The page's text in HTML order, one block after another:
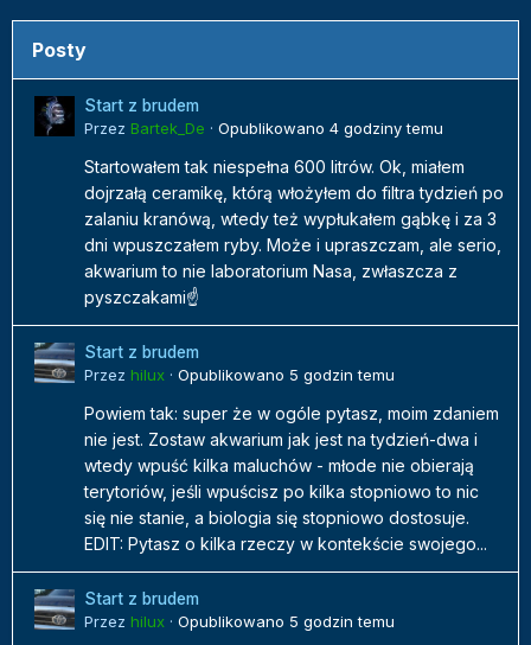
Posty
Start z brudem
Przez Bartek_De · Opublikowano 4 godziny temu
Startowałem tak niespełna 600 litrów. Ok, miałem
dojrzałą ceramikę, którą włożyłem do filtra tydzień po
zalaniu kranówą, wtedy też wypłukałem gąbkę i za 3
dni wpuszczałem ryby. Może i upraszczam, ale serio,
akwarium to nie laboratorium Nasa, zwłaszcza z
pyszczakami☝️
Start z brudem
Przez hilux · Opublikowano 5 godzin temu
Powiem tak: super że w ogóle pytasz, moim zdaniem
nie jest. Zostaw akwarium jak jest na tydzień-dwa i
wtedy wpuść kilka maluchów - młode nie obierają
terytoriów, jeśli wpuścisz po kilka stopniowo to nic
się nie stanie, a biologia się stopniowo dostosuje.
EDIT: Pytasz o kilka rzeczy w kontekście swojego...
Start z brudem
Przez hilux · Opublikowano 5 godzin temu